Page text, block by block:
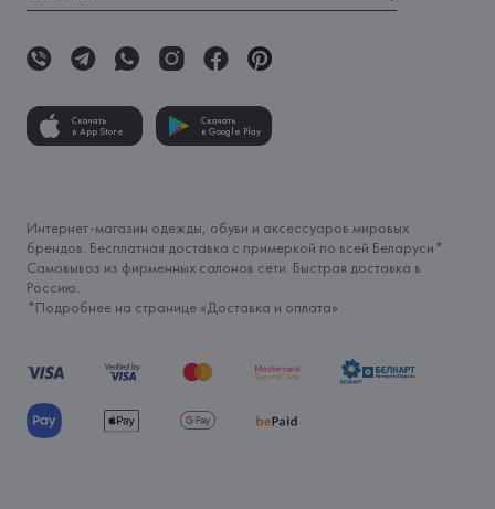
Скачать
в App Store
Скачать
в Google Play
Интернет-магазин одежды, обуви и аксессуаров мировых
брендов. Бесплатная доставка с примеркой по всей Беларуси*.
Самовывоз из фирменных салонов сети. Быстрая доставка в
Россию.
*Подробнее на странице «Доставка и оплата»